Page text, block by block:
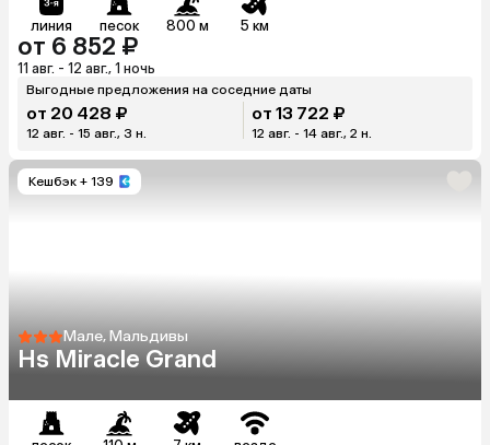
линия песок 800 м 5 км
от 6 852 ₽
11 авг. - 12 авг., 1 ночь
Выгодные предложения на соседние даты
от 20 428 ₽
12 авг. - 15 авг., 3 н.
от 13 722 ₽
12 авг. - 14 авг., 2 н.
Кешбэк + 139
Мале, Мальдивы
Hs Miracle Grand